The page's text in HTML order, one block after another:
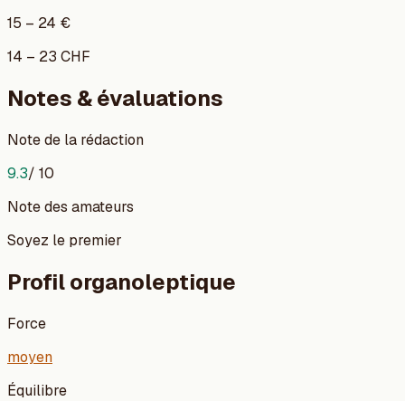
15 – 24 €
14 – 23 CHF
Notes & évaluations
Note de la rédaction
9.3/ 10
Note des amateurs
Soyez le premier
Profil organoleptique
Force
moyen
Équilibre